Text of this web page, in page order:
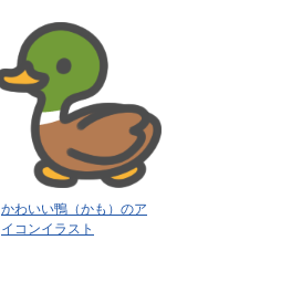
かわいい鴨（かも）のア
イコンイラスト